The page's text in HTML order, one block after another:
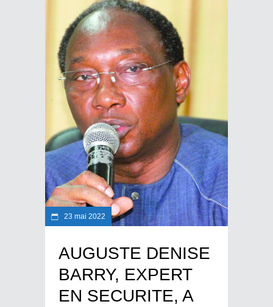
23 mai 2022
AUGUSTE DENISE
BARRY, EXPERT
EN SECURITE, A